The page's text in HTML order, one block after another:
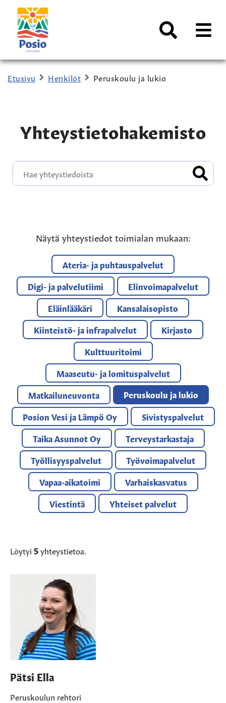
Siirry sisältöön
Kaupungin
logo
AVAA
Etusivu Henkilöt Peruskoulu ja lukio
Yhteystietohakemisto
HAE
Näytä yhteystiedot toimialan mukaan:
Ateria- ja puhtauspalvelut
Digi- ja palvelutiimi
Elinvoimapalvelut
Eläinlääkäri
Kansalaisopisto
Kiinteistö- ja infrapalvelut
Kirjasto
Kulttuuritoimi
Maaseutu- ja lomituspalvelut
Matkailuneuvonta
Peruskoulu ja lukio
Posion Vesi ja Lämpö Oy
Sivistyspalvelut
Taika Asunnot Oy
Terveystarkastaja
Työllisyyspalvelut
Työvoimapalvelut
Vapaa-aikatoimi
Varhaiskasvatus
Viestintä
Yhteiset palvelut
Löytyi 5yhteystietoa.
Pätsi Ella
Peruskoulun rehtori